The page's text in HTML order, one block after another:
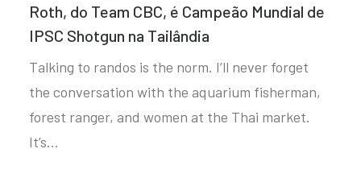
Roth, do Team CBC, é Campeão Mundial de
IPSC Shotgun na Tailândia
Talking to randos is the norm. I’ll never forget
the conversation with the aquarium fisherman,
forest ranger, and women at the Thai market.
It’s…